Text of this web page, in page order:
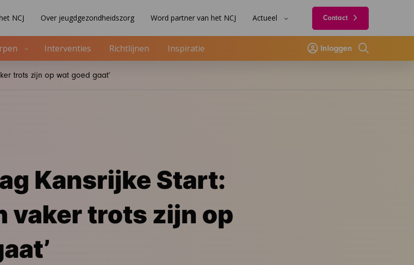
NCJ Over jeugdgezondheidszorg Word partner van het NCJ Actueel Contact
Interventies Richtlijnen Inspiratie Inloggen
Zoeken
trots zijn op wat goed gaat’
Kansrijke Start:
vaker trots zijn op